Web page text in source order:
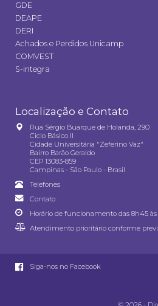
GDE
DEAPE
DERI
Achados e Perdidos Unicamp
COMVEST
S-integra
Localização e Contato
Rua Sérgio Buarque de Holanda, 290
Ciclo Básico II
Cidade Universitária "Zeferino Vaz"
Bairro Barão Geraldo
CEP 13083-859
Campinas - São Paulo - Brasil
Telefones
Contato
Horário de funcionamento das 8h45
Atendimento prioritário conforme
Siga-nos no Facebook